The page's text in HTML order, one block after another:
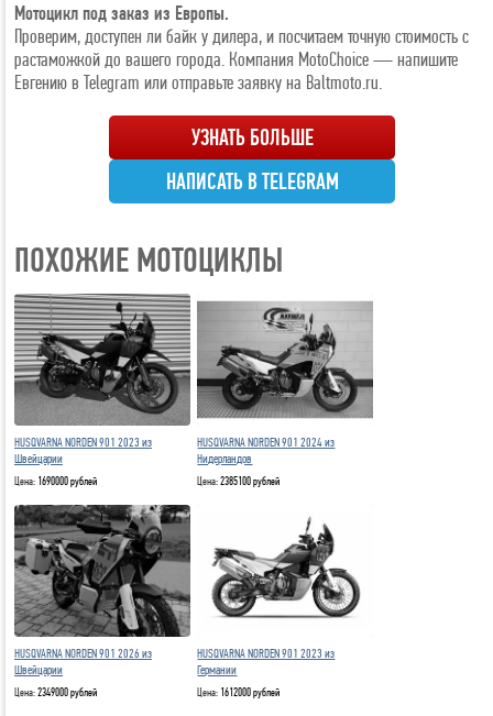
Мотоцикл под заказ из Европы.
Проверим, доступен ли байк у дилера, и посчитаем точную стоимость с
растаможкой до вашего города. Компания MotoChoice — напишите
Евгению в Telegram или отправьте заявку на Baltmoto.ru.
УЗНАТЬ БОЛЬШЕ
НАПИСАТЬ В TELEGRAM
ПОХОЖИЕ МОТОЦИКЛЫ
HUSQVARNA NORDEN 901 2023 из
Швейцарии
Цена: 1690000 рублей
HUSQVARNA NORDEN 901 2024 из
Нидерландов
Цена:2385100 рублей
HUSQVARNA NORDEN 901 2026 из
Швейцарии
Цена:2349000 рублей
HUSQVARNA NORDEN 901 2023 из
Германии
Цена: 1612000 рублей